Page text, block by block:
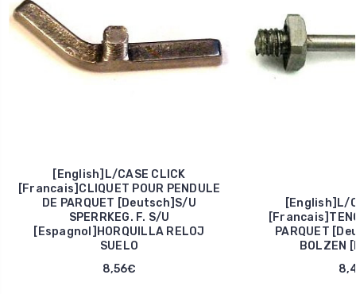
[English]L/CASE CLICK
[Francais]CLIQUET POUR PENDULE
DE PARQUET [Deutsch]S/U
SPERRKEG. F. S/U
[Espagnol]HORQUILLA RELOJ
SUELO
8,56€
[English]L/
PARQUET
BOLZEN